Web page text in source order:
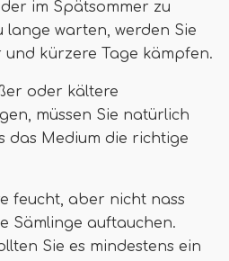
im Spätsommer zu
lange warten, werden Sie
und kürzere Tage kämpfen.
oder kältere
müssen Sie natürlich
das Medium die richtige
feucht, aber nicht nass
Sämlinge auftauchen.
Sie es mindestens ein